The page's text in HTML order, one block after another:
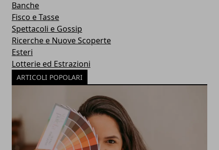
Banche
Fisco e Tasse
Spettacoli e Gossip
Ricerche e Nuove Scoperte
Esteri
Lotterie ed Estrazioni
ARTICOLI POPOLARI